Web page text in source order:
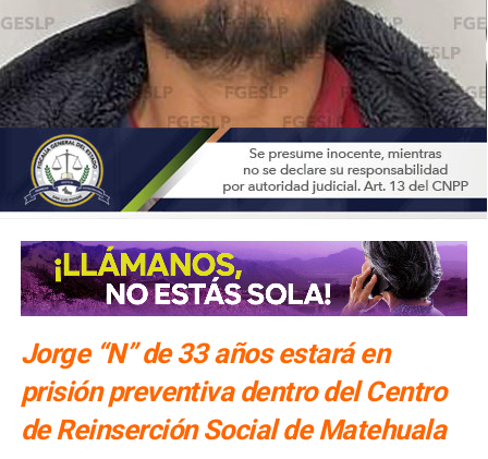
Jorge “N” de 33 años estará en
prisión preventiva dentro del Centro
de Reinserción Social de Matehuala